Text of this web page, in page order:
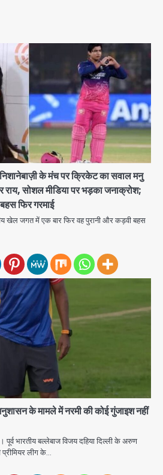
के मंच पर क्रिकेट का सवाल मनु
राय, सोशल मीडिया पर भड़का जनाक्रोश;
फिर गरमाई
खेल जगत में एक बार फिर वह पुरानी और कड़वी बहस
के मामले में नरमी की कोई गुंजाइश नहीं
भारतीय बल्लेबाज विजय दहिया दिल्ली के अरुण
लीग के…
Ahmed : अबान के जनाजे में उमड़ी